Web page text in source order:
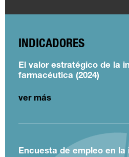
INDICADORES
El valor estratégico de la
farmacéutica (2024)
ver más
Encuesta de empleo en la